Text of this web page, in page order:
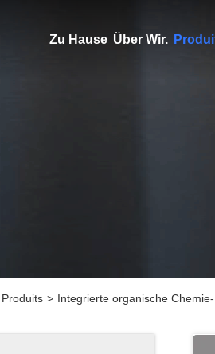
Zu Hause Über Wir.
Produits > Integrierte organische